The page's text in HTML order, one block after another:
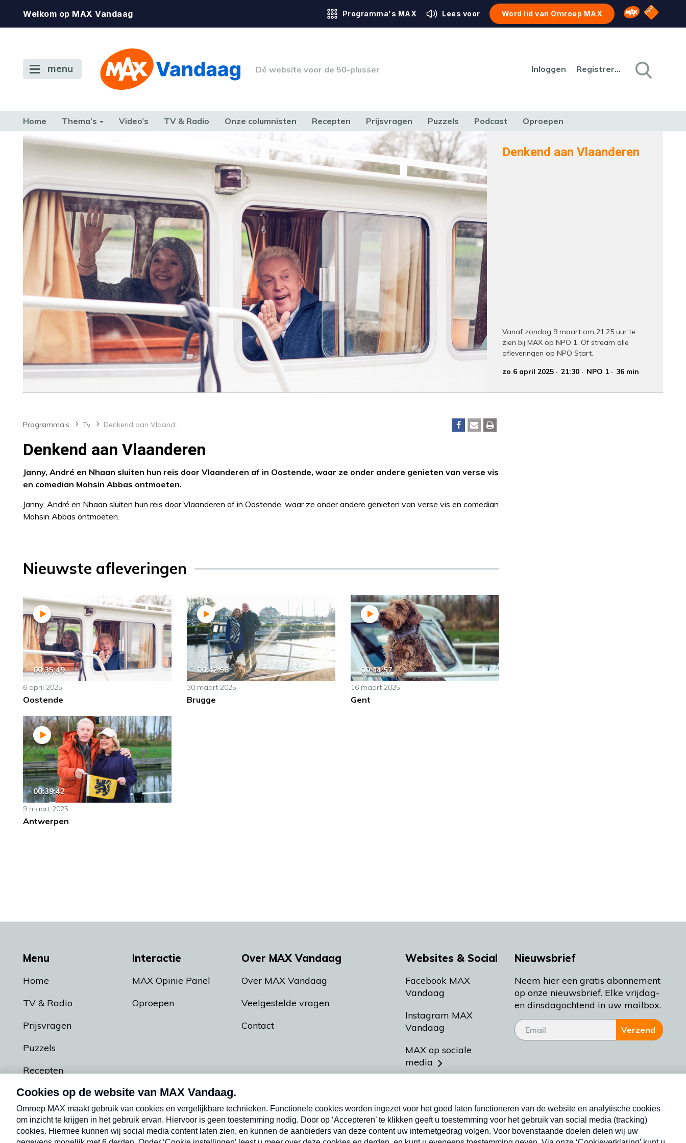
Welkom op MAX Vandaag Programma's MAX Lees voor Word lid van Omroep MAX Omroep MAX
NPO
menu Dé website voor de 50-plusser Inloggen Registreren
Home Thema’s Video’s TV & Radio Onze columnisten Recepten Prijsvragen Puzzels Podcast Oproepen
CONSUMENT HUIS, TUIN & HOBBY MEDIA & CULTUUR
Denkend aan Vlaanderen
Vanaf zondag 9 maart om 21.25 uur te
zien bij MAX op NPO 1. Of stream alle
afleveringen op NPO Start.
zo 6 april 2025
21:30 NPO 1 36 min
Programma’s Tv Denkend aan Vlaanderen
Denkend aan Vlaanderen
Janny, André en Nhaan sluiten hun reis door Vlaanderen af in Oostende, waar ze onder andere genieten van verse vis
en comedian Mohsin Abbas ontmoeten.
Janny, André en Nhaan sluiten hun reis door Vlaanderen af in Oostende, waar ze onder andere genieten van verse vis en comedian
Mohsin Abbas ontmoeten.
Nieuwste afleveringen
00:35:49
6 april 2025
Oostende
00:42:58
30 maart 2025
Brugge
00:44:57
16 maart 2025
Gent
00:39:42
9 maart 2025
Antwerpen
Menu
Home
TV & Radio
Prijsvragen
Puzzels
Recepten
Podcasts
Interactie
MAX Opinie Panel
Oproepen
Over MAX Vandaag
Over MAX Vandaag
Veelgestelde vragen
Contact
Websites & Social
Facebook MAX
Vandaag
Instagram MAX
Vandaag
MAX op sociale
media
Meldpunt Actueel
Heel Holland Bakt
Nieuwsbrief
Neem hier een gratis abonnement
op onze nieuwsbrief. Elke vrijdag-
en dinsdagochtend in uw mailbox.
Verzend
Nieuwsbrief
Neem hier een gratis abonnement op onze